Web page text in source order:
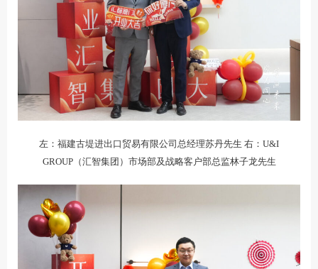
左：福建古堤进出口贸易有限公司总经理苏丹先生 右：U&I
GROUP（汇智集团）市场部及战略客户部总监林子龙先生